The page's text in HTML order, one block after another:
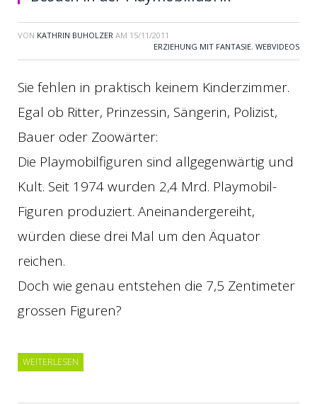
VON KATHRIN BUHOLZER AM 15/11/2011
ERZIEHUNG MIT FANTASIE, WEBVIDEOS
Sie fehlen in praktisch keinem Kinderzimmer.
Egal ob Ritter, Prinzessin, Sängerin, Polizist,
Bauer oder Zoowärter:
Die Playmobilfiguren sind allgegenwärtig und
Kult. Seit 1974 wurden 2,4 Mrd. Playmobil-
Figuren produziert. Aneinandergereiht,
würden diese drei Mal um den Äquator
reichen.
Doch wie genau entstehen die 7,5 Zentimeter
grossen Figuren?
WEITERLESEN